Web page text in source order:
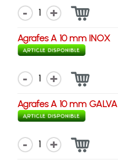
1
Agrafes A 10 mm INOX
1
Agrafes A 10 mm GALVA
1